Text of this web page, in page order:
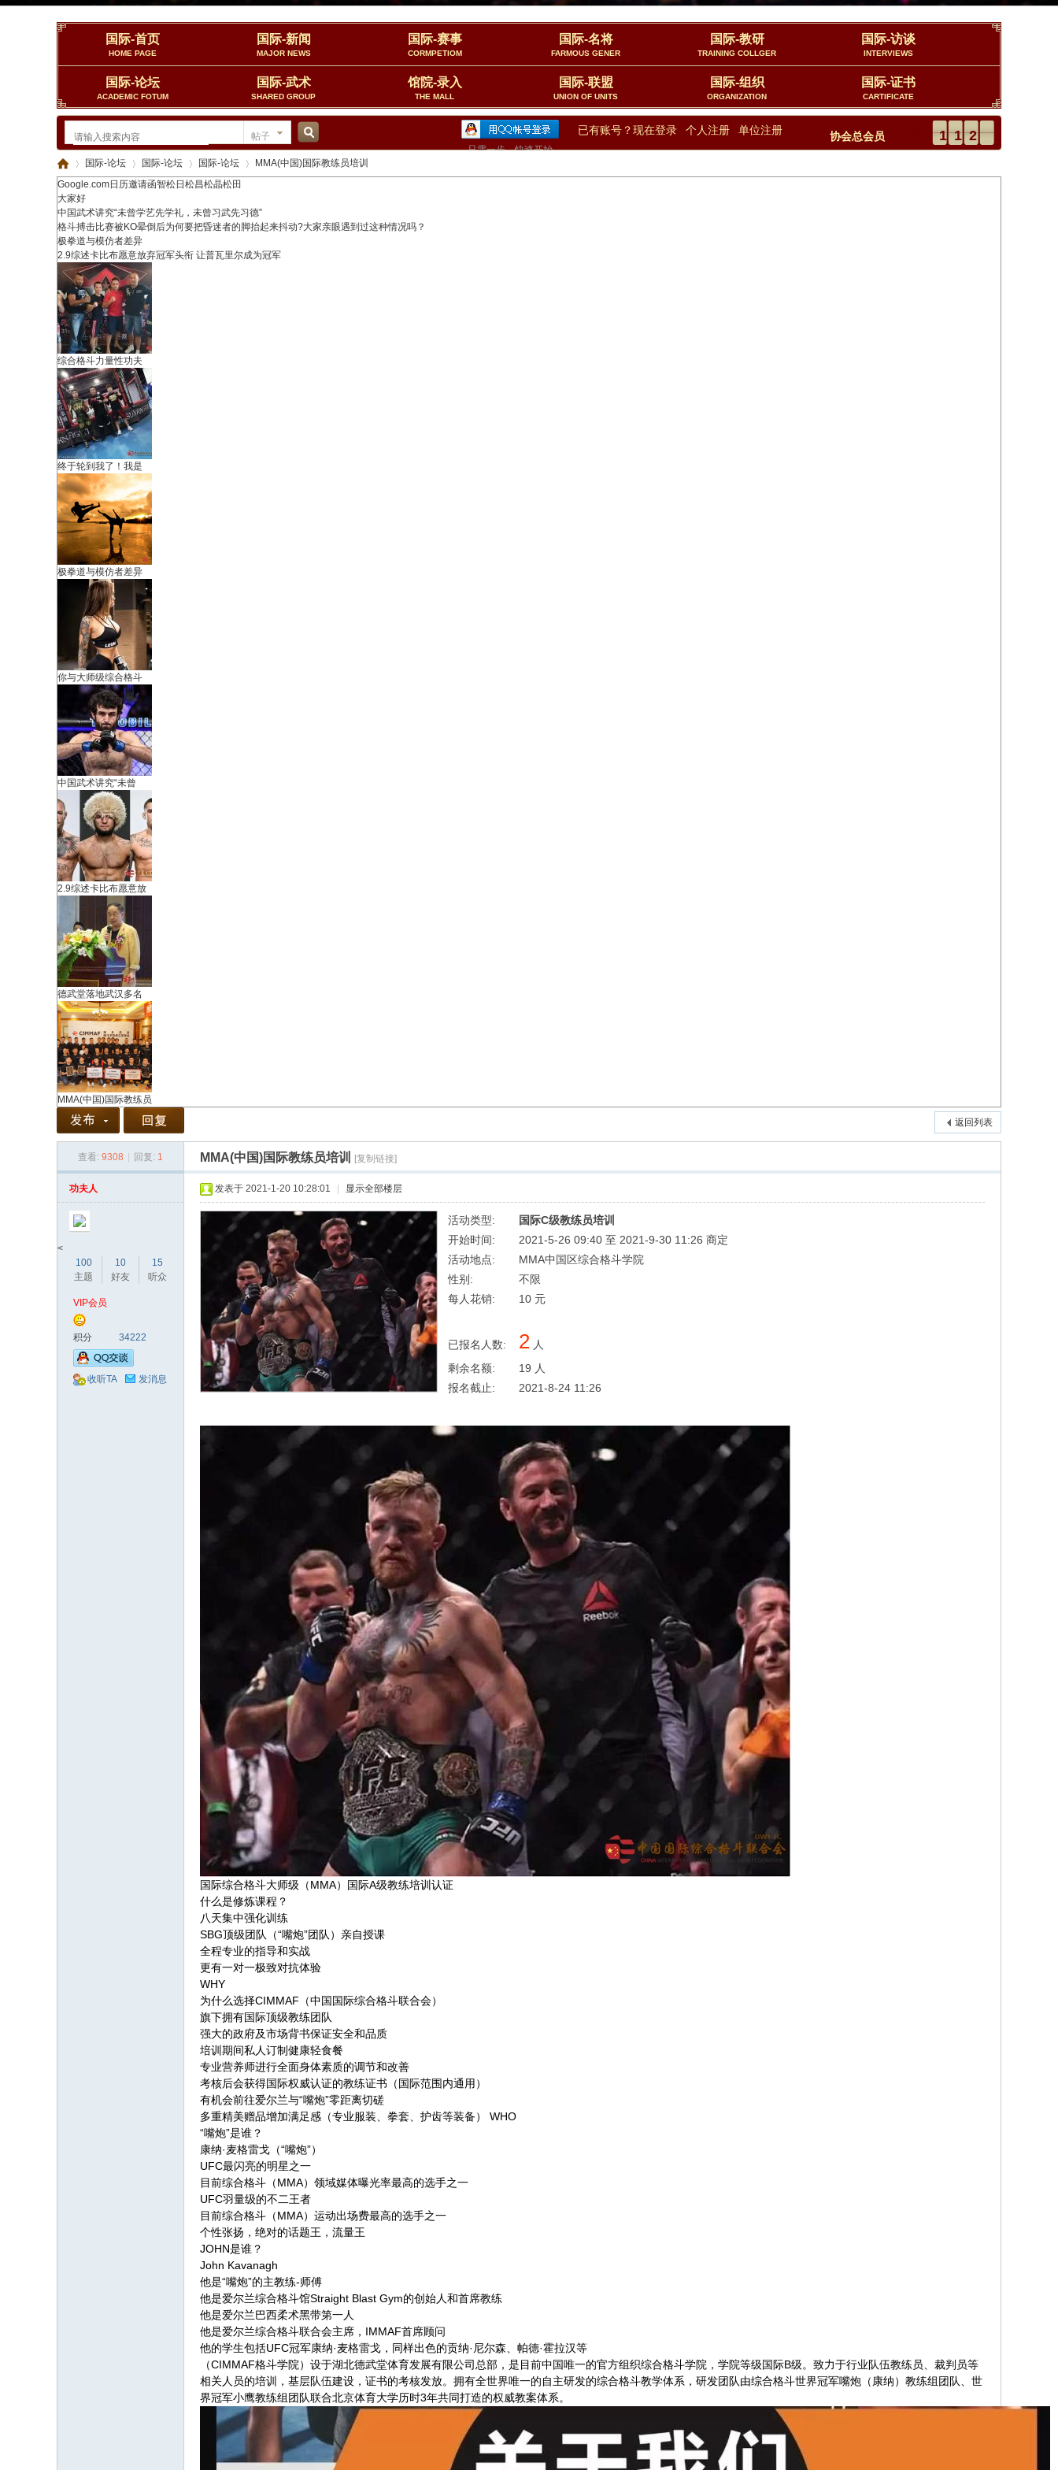
国际-首页
HOME PAGE
国际-新闻
MAJOR NEWS
国际-赛事
CORMPETIOM
国际-名将
FARMOUS GENER
国际-教研
TRAINING COLLGER
国际-访谈
INTERVIEWS
国际-论坛
ACADEMIC FOTUM
国际-武术
SHARED GROUP
馆院-录入
THE MALL
国际-联盟
UNION OF UNITS
国际-组织
ORGANIZATION
国际-证书
CARTIFICATE
帖子
搜
索
已有账号？现在登录 个人注册 单位注册
只需一步，快速开始
协会总会员 23112
中
国
国
武
术
协
»
国际-论坛
›
国际-论坛
›
国际-论坛
›
MMA(中国)国际教练员培训
Google.com日历邀请函智松日松昌松晶松田
大家好
中国武术讲究“未曾学艺先学礼，未曾习武先习德”
格斗搏击比赛被KO晕倒后为何要把昏迷者的脚抬起来抖动?大家亲眼遇到过这种情况吗？
极拳道与模仿者差异
2.9综述卡比布愿意放弃冠军头衔 让普瓦里尔成为冠军
综合格斗力量性功夫
终于轮到我了！我是
极拳道与模仿者差异
你与大师级综合格斗
中国武术讲究“未曾
2.9综述卡比布愿意放
德武堂落地武汉多名
MMA(中国)国际教练员
返回列表
查看: 9308 回复: 1 MMA(中国)国际教练员培训 [复制链接]
功夫人
<
100
主题
10
好友
15
听众
VIP会员
积分 34222
收听TA 发消息
发表于 2021-1-20 10:28:01 显示全部楼层
活动类型:
国际C级教练员培训
开始时间:
2021-5-26 09:40 至 2021-9-30 11:26 商定
活动地点:
MMA中国区综合格斗学院
性别:
不限
每人花销:
10 元
已报名人数: 2 人
剩余名额:
19 人
报名截止:
2021-8-24 11:26
国际综合格斗大师级（MMA）国际A级教练培训认证
什么是修炼课程？
八天集中强化训练
SBG顶级团队（“嘴炮”团队）亲自授课
全程专业的指导和实战
更有一对一极致对抗体验
WHY
为什么选择CIMMAF（中国国际综合格斗联合会）
旗下拥有国际顶级教练团队
强大的政府及市场背书保证安全和品质
培训期间私人订制健康轻食餐
专业营养师进行全面身体素质的调节和改善
考核后会获得国际权威认证的教练证书（国际范围内通用）
有机会前往爱尔兰与“嘴炮”零距离切磋
多重精美赠品增加满足感（专业服装、拳套、护齿等装备）
WHO
“嘴炮”是谁？
康纳·麦格雷戈（“嘴炮”）
UFC最闪亮的明星之一
目前综合格斗（MMA）领域媒体曝光率最高的选手之一
UFC羽量级的不二王者
目前综合格斗（MMA）运动出场费最高的选手之一
个性张扬，绝对的话题王，流量王
JOHN是谁？
John Kavanagh
他是“嘴炮”的主教练-师傅
他是爱尔兰综合格斗馆Straight Blast Gym的创始人和首席教练
他是爱尔兰巴西柔术黑带第一人
他是爱尔兰综合格斗联合会主席，IMMAF首席顾问
他的学生包括UFC冠军康纳·麦格雷戈，同样出色的贡纳·尼尔森、帕德·霍拉汉等
（CIMMAF格斗学院）设于湖北德武堂体育发展有限公司总部，是目前中国唯一的官方组织综合格斗学院，学院等级国际B级。致力于行业队伍教练员、裁判员等
相关人员的培训，基层队伍建设，证书的考核发放。拥有全世界唯一的自主研发的综合格斗教学体系，研发团队由综合格斗世界冠军嘴炮（康纳）教练组团队、世
界冠军小鹰教练组团队联合北京体育大学历时3年共同打造的权威教案体系。